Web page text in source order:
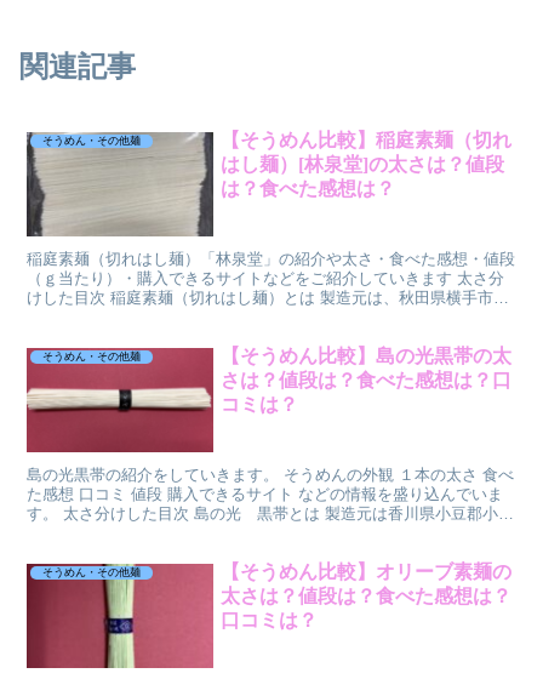
関連記事
そうめん・その他麺
【そうめん比較】稲庭素麺（切れ
はし麺）[林泉堂]の太さは？値段
は？食べた感想は？
稲庭素麺（切れはし麺）「林泉堂」の紹介や太さ・食べた感想・値段
（ｇ当たり）・購入できるサイトなどをご紹介していきます 太さ分
けした目次 稲庭素麺（切れはし麺）とは 製造元は、秋田県横手市の
そうめん・その他麺
【そうめん比較】島の光黒帯の太
さは？値段は？食べた感想は？口
コミは？
島の光黒帯の紹介をしていきます。 そうめんの外観 １本の太さ 食べ
た感想 口コミ 値段 購入できるサイト などの情報を盛り込んでいま
す。 太さ分けした目次 島の光 黒帯とは 製造元は香川県小豆郡小豆
そうめん・その他麺
【そうめん比較】オリーブ素麺の
太さは？値段は？食べた感想は？
口コミは？